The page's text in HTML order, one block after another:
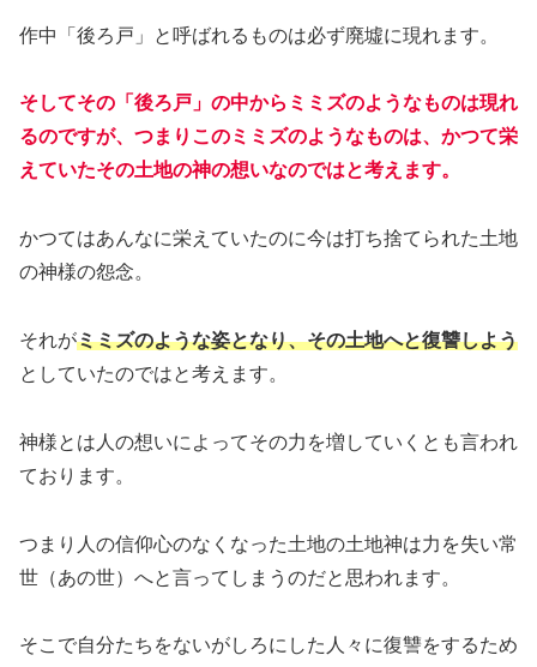
作中「後ろ戸」と呼ばれるものは必ず廃墟に現れます。
そしてその「後ろ戸」の中からミミズのようなものは現れ
るのですが、つまりこのミミズのようなものは、かつて栄
えていたその土地の神の想いなのではと考えます。
かつてはあんなに栄えていたのに今は打ち捨てられた土地
の神様の怨念。
それがミミズのような姿となり、その土地へと復讐しよう
としていたのではと考えます。
神様とは人の想いによってその力を増していくとも言われ
ております。
つまり人の信仰心のなくなった土地の土地神は力を失い常
世（あの世）へと言ってしまうのだと思われます。
そこで自分たちをないがしろにした人々に復讐をするため